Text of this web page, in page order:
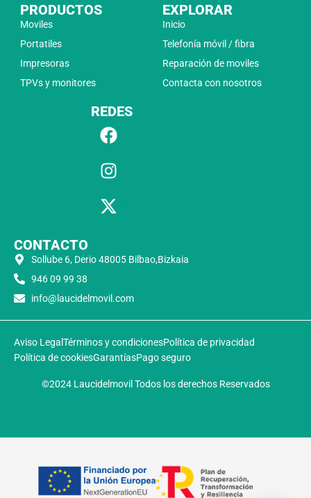
PRODUCTOS
Moviles
Portatiles
Impresoras
TPVs y monitores
EXPLORAR
Inicio
Telefonía móvil / fibra
Reparación de moviles
Contacta con nosotros
REDES
CONTACTO
Sollube 6, Derio 48005 Bilbao,Bizkaia
946 09 99 38
info@laucidelmovil.com
Aviso LegalTérminos y condicionesPolítica de privacidad
Política de cookiesGarantíasPago seguro
©2024 Laucidelmovil Todos los derechos Reservados